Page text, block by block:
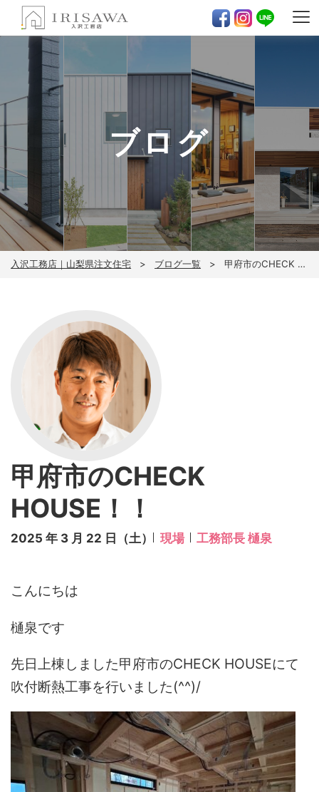
ブログ
入沢工務店｜山梨県注文住宅 ブログ一覧 甲府市のCHECK HOUSE！！
甲府市のCHECK
HOUSE！！
2025 年 3 月 22 日（土） 現場 工務部長 樋泉
こんにちは
樋泉です
先日上棟しました甲府市のCHECK HOUSEにて
吹付断熱工事を行いました(^^)/